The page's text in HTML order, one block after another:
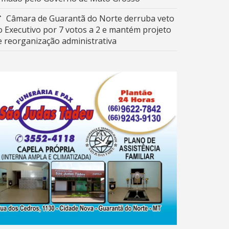
Câmara de Guarantã do Norte derruba veto
Executivo por 7 votos a 2 e mantém projeto
reorganização administrativa